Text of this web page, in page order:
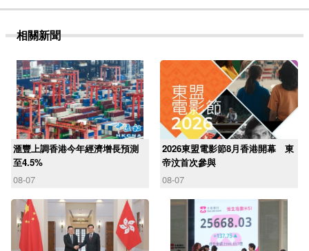
相關新聞
滙豐上調香港今年經濟增長預測
至4.5%
08-07
2026東盟電影節8月香港開幕 東
帝汶首次參與
08-07